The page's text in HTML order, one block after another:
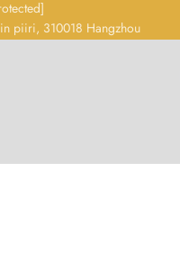
piiri, 310018 Hangzhou